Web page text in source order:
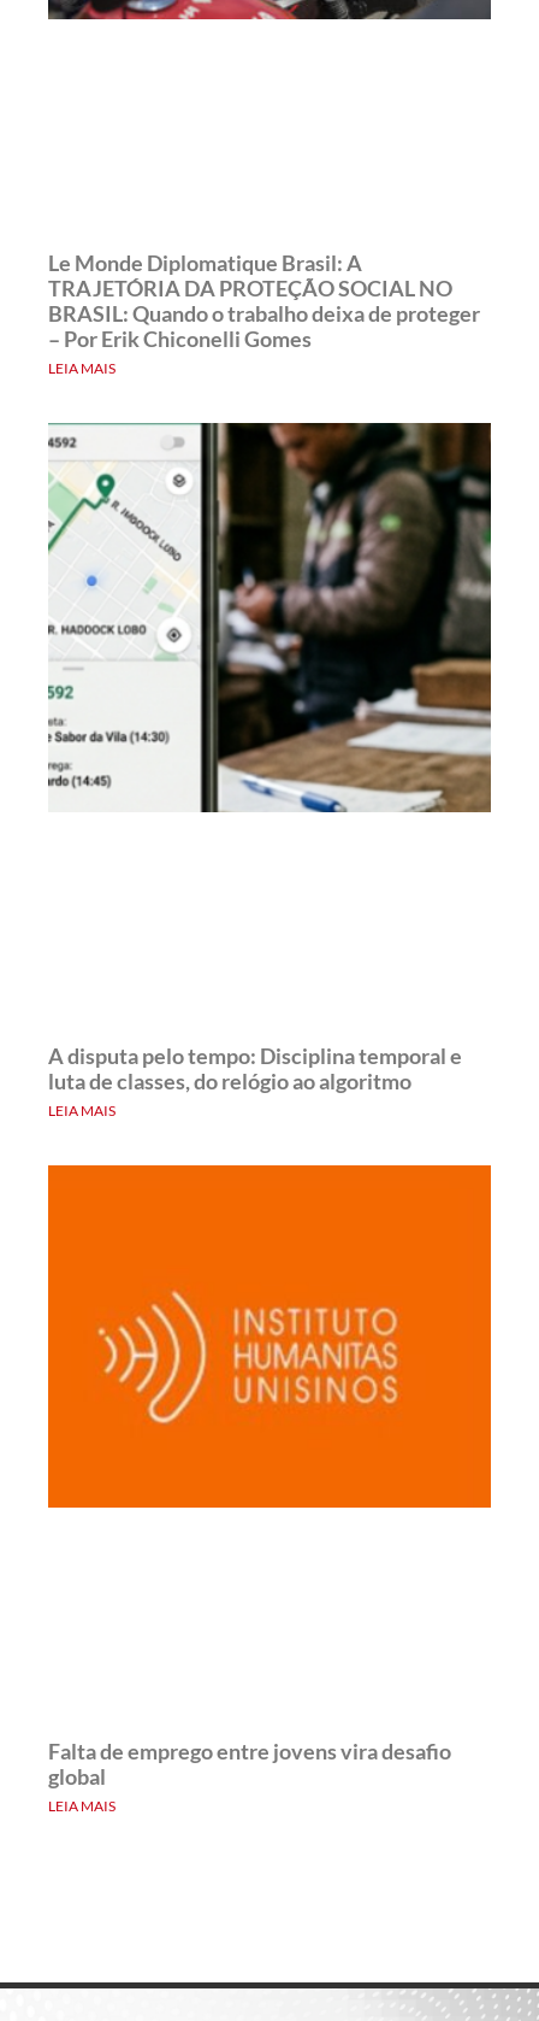
Le Monde Diplomatique Brasil: A
TRAJETÓRIA DA PROTEÇÃO SOCIAL NO
BRASIL: Quando o trabalho deixa de proteger
– Por Erik Chiconelli Gomes
LEIA MAIS
A disputa pelo tempo: Disciplina temporal e
luta de classes, do relógio ao algoritmo
LEIA MAIS
Falta de emprego entre jovens vira desafio
global
LEIA MAIS